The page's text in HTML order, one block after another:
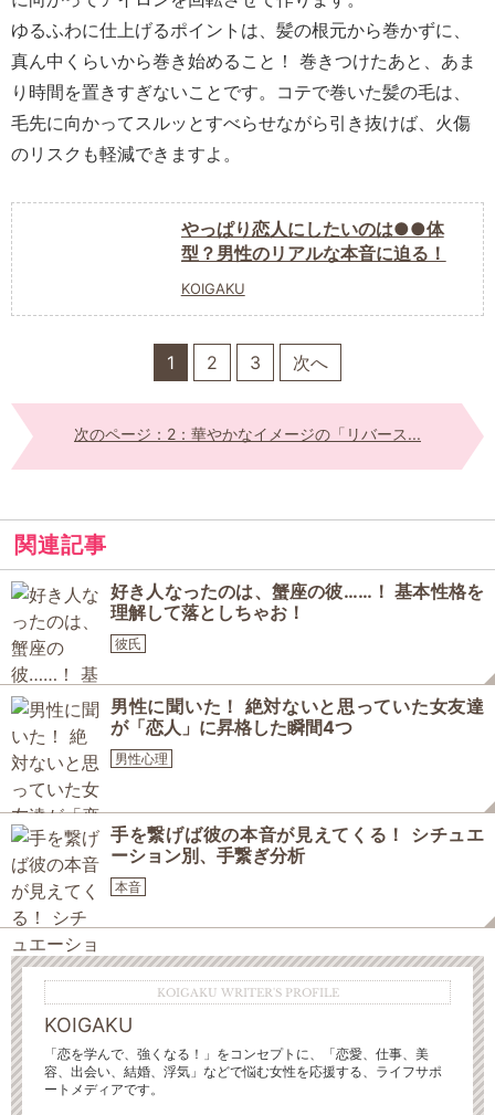
ゆるふわに仕上げるポイントは、髪の根元から巻かずに、
真ん中くらいから巻き始めること！ 巻きつけたあと、あま
り時間を置きすぎないことです。コテで巻いた髪の毛は、
毛先に向かってスルッとすべらせながら引き抜けば、火傷
のリスクも軽減できますよ。
やっぱり恋人にしたいのは●●体
型？男性のリアルな本音に迫る！
KOIGAKU
1 2 3 次へ
次のページ：2：華やかなイメージの「リバース...
関連記事
好き人なったのは、蟹座の彼……！ 基本性格を
理解して落としちゃお！
彼氏
男性に聞いた！ 絶対ないと思っていた女友達
が「恋人」に昇格した瞬間4つ
男性心理
手を繋げば彼の本音が見えてくる！ シチュエ
ーション別、手繋ぎ分析
本音
KOIGAKU WRITER'S PROFILE
KOIGAKU
「恋を学んで、強くなる！」をコンセプトに、「恋愛、仕事、美
容、出会い、結婚、浮気」などで悩む女性を応援する、ライフサポ
ートメディアです。